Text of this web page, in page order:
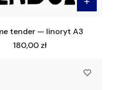
tender — linoryt A3
Cena
180,00 zł